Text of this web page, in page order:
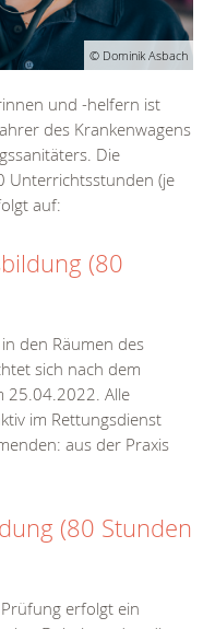
© Dominik Asbach
und -helfern ist
des Krankenwagens
Die
Unterrichtsstunden (je
auf:
(80
den Räumen des
sich nach dem
25.04.2022. Alle
im Rettungsdienst
aus der Praxis
(80 Stunden
erfolgt ein